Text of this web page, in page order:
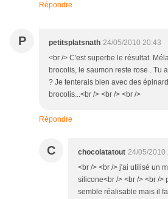
Répondre
P petitsplatsnath 24/05/2010 20:43
<br /> C'est superbe le résultat.
brocolis, le saumon reste rose . Tu
? Je tenterais bien avec des
brocolis...<br /> <br /> <br />
Répondre
C chocolatatout 24/05/2010
<br /> <br /> j'ai utilisé un
silicone<br /> <br /> <br />
semble réalisable mais il